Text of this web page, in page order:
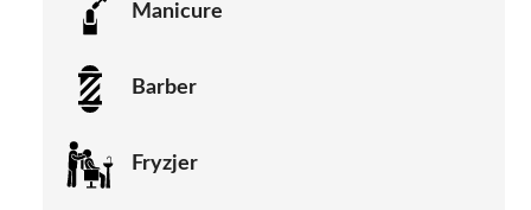
Manicure
Barber
Fryzjer